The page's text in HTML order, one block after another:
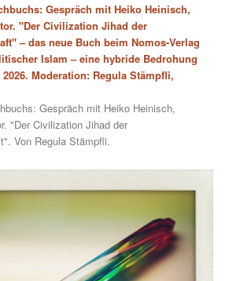
Gespräch mit Heiko Heinisch,
"Der Civilization Jihad der
– das neue Buch beim Nomos-Verlag
Islam – eine hybride Bedrohung
Moderation: Regula Stämpfli,
Gespräch mit Heiko Heinisch,
"Der Civilization Jihad der
Von Regula Stämpfli.